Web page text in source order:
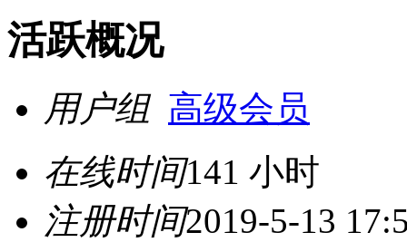
活跃概况
用户组 高级会员
在线时间141 小时
注册时间2019-5-13